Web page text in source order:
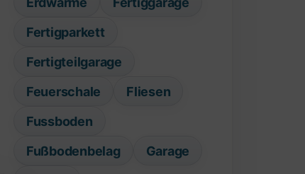
Fertigparkett
Fertigteilgarage
Feuerschale
Fliesen
Fussboden
Fußbodenbelag
Garage